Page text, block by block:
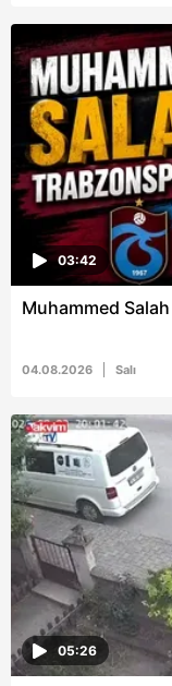
toplumu
kullanılmaktadır.
kılınması ve
reklam/pazarlama
sınırlı olarak açık
Çerezlere ilişkin
vasıtasıyla
için Ayarlar
Metnimiziziyaret
ilgili mevzuata
03:42
Muhammed
04.08.2026 Salı
05:26